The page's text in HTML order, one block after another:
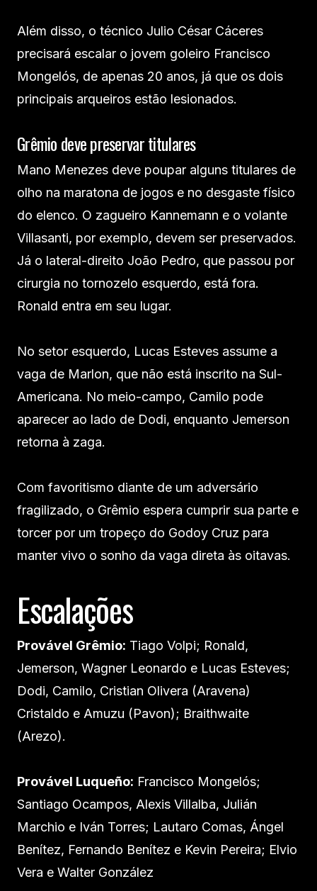
Além disso, o técnico Julio César Cáceres
precisará escalar o jovem goleiro Francisco
Mongelós, de apenas 20 anos, já que os dois
principais arqueiros estão lesionados.
Grêmio deve preservar titulares
Mano Menezes deve poupar alguns titulares de
olho na maratona de jogos e no desgaste físico
do elenco. O zagueiro Kannemann e o volante
Villasanti, por exemplo, devem ser preservados.
Já o lateral-direito João Pedro, que passou por
cirurgia no tornozelo esquerdo, está fora.
Ronald entra em seu lugar.
No setor esquerdo, Lucas Esteves assume a
vaga de Marlon, que não está inscrito na Sul-
Americana. No meio-campo, Camilo pode
aparecer ao lado de Dodi, enquanto Jemerson
retorna à zaga.
Com favoritismo diante de um adversário
fragilizado, o Grêmio espera cumprir sua parte e
torcer por um tropeço do Godoy Cruz para
manter vivo o sonho da vaga direta às oitavas.
Escalações
Provável Grêmio: Tiago Volpi; Ronald,
Jemerson, Wagner Leonardo e Lucas Esteves;
Dodi, Camilo, Cristian Olivera (Aravena)
Cristaldo e Amuzu (Pavon); Braithwaite
(Arezo).
Provável Luqueño: Francisco Mongelós;
Santiago Ocampos, Alexis Villalba, Julián
Marchio e Iván Torres; Lautaro Comas, Ángel
Benítez, Fernando Benítez e Kevin Pereira; Elvio
Vera e Walter González